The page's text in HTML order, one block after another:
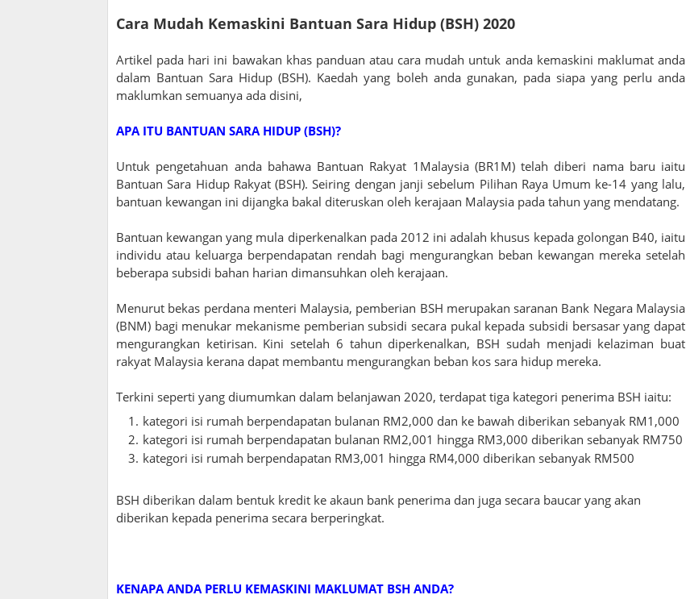
Cara Mudah Kemaskini Bantuan Sara Hidup (BSH) 2020
Artikel pada hari ini bawakan khas panduan atau cara mudah untuk anda kemaskini maklumat anda
dalam Bantuan Sara Hidup (BSH). Kaedah yang boleh anda gunakan, pada siapa yang perlu anda
maklumkan semuanya ada disini,
APA ITU BANTUAN SARA HIDUP (BSH)?
Untuk pengetahuan anda bahawa Bantuan Rakyat 1Malaysia (BR1M) telah diberi nama baru iaitu
Bantuan Sara Hidup Rakyat (BSH). Seiring dengan janji sebelum Pilihan Raya Umum ke-14 yang lalu,
bantuan kewangan ini dijangka bakal diteruskan oleh kerajaan Malaysia pada tahun yang mendatang.
Bantuan kewangan yang mula diperkenalkan pada 2012 ini adalah khusus kepada golongan B40, iaitu
individu atau keluarga berpendapatan rendah bagi mengurangkan beban kewangan mereka setelah
beberapa subsidi bahan harian dimansuhkan oleh kerajaan.
Menurut bekas perdana menteri Malaysia, pemberian BSH merupakan saranan Bank Negara Malaysia
(BNM) bagi menukar mekanisme pemberian subsidi secara pukal kepada subsidi bersasar yang dapat
mengurangkan ketirisan. Kini setelah 6 tahun diperkenalkan, BSH sudah menjadi kelaziman buat
rakyat Malaysia kerana dapat membantu mengurangkan beban kos sara hidup mereka.
Terkini seperti yang diumumkan dalam belanjawan 2020, terdapat tiga kategori penerima BSH iaitu:
kategori isi rumah berpendapatan bulanan RM2,000 dan ke bawah diberikan sebanyak RM1,000
kategori isi rumah berpendapatan bulanan RM2,001 hingga RM3,000 diberikan sebanyak RM750
kategori isi rumah berpendapatan RM3,001 hingga RM4,000 diberikan sebanyak RM500
BSH diberikan dalam bentuk kredit ke akaun bank penerima dan juga secara baucar yang akan
diberikan kepada penerima secara berperingkat.
KENAPA ANDA PERLU KEMASKINI MAKLUMAT BSH ANDA?